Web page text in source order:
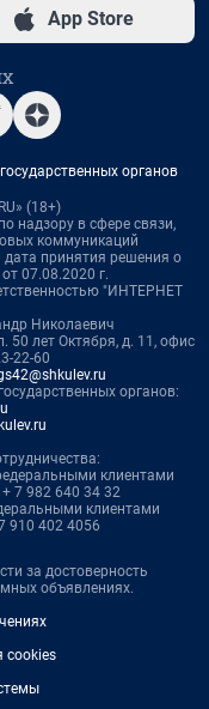
App Store
органов
(18+)
надзору в сфере связи,
коммуникаций
принятия решения о
07.08.2020 г.
"ИНТЕРНЕТ
Николаевич
50 лет Октября, д. 11, офис
22-60
органов:
клиентами
7 982 640 34 32
клиентами
910 402 4056
за достоверность
объявлениях.
cookies